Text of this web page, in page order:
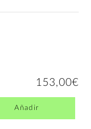
153,00€
Añadir